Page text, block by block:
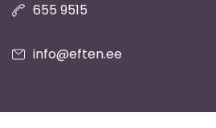
655 9515
info@eften.ee